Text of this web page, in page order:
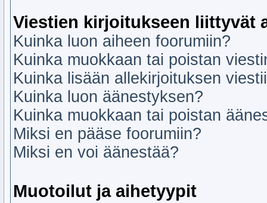
Viestien kirjoitukseen liittyvät
Kuinka luon aiheen foorumiin?
Kuinka muokkaan tai poistan
Kuinka lisään allekirjoituksen
Kuinka luon äänestyksen?
Kuinka muokkaan tai poistan
Miksi en pääse foorumiin?
Miksi en voi äänestää?
Muotoilut ja aihetyypit